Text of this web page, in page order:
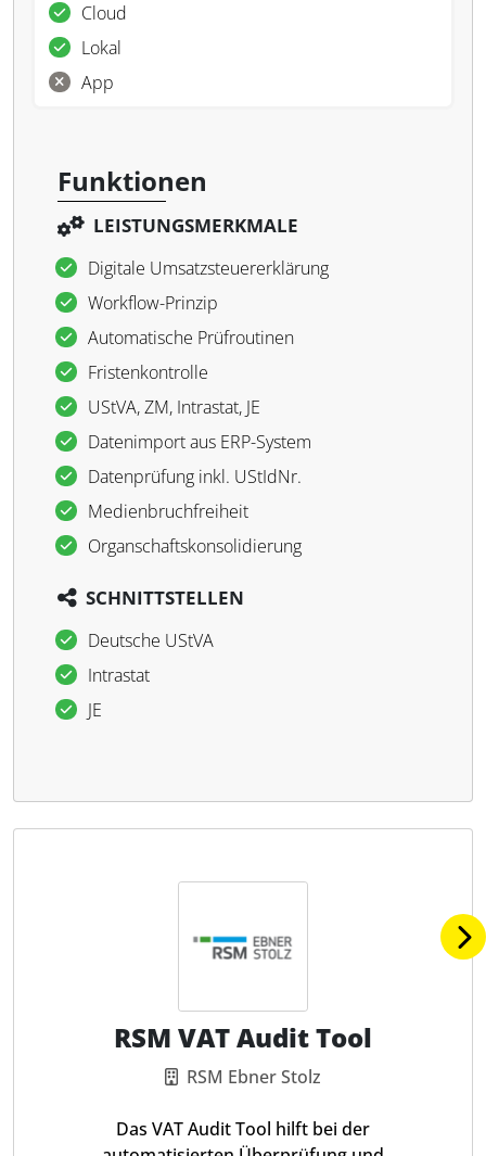
Cloud
Lokal
App
Funktionen
LEISTUNGSMERKMALE
Digitale Umsatzsteuererklärung
Workflow-Prinzip
Automatische Prüfroutinen
Fristenkontrolle
UStVA, ZM, Intrastat, JE
Datenimport aus ERP-System
Datenprüfung inkl. UStIdNr.
Medienbruchfreiheit
Organschaftskonsolidierung
SCHNITTSTELLEN
Deutsche UStVA
Intrastat
JE
RSM VAT Audit Tool
RSM Ebner Stolz
Das VAT Audit Tool hilft bei der